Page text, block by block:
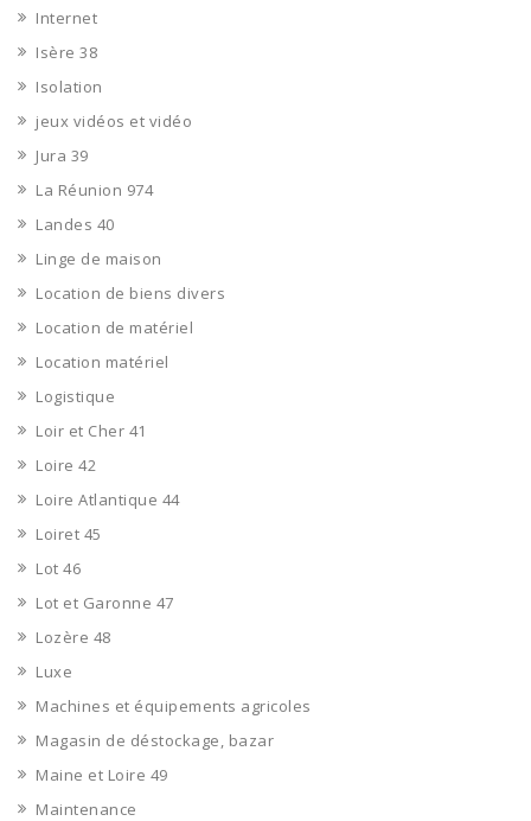
Internet
Isère 38
Isolation
jeux vidéos et vidéo
Jura 39
La Réunion 974
Landes 40
Linge de maison
Location de biens divers
Location de matériel
Location matériel
Logistique
Loir et Cher 41
Loire 42
Loire Atlantique 44
Loiret 45
Lot 46
Lot et Garonne 47
Lozère 48
Luxe
Machines et équipements agricoles
Magasin de déstockage, bazar
Maine et Loire 49
Maintenance